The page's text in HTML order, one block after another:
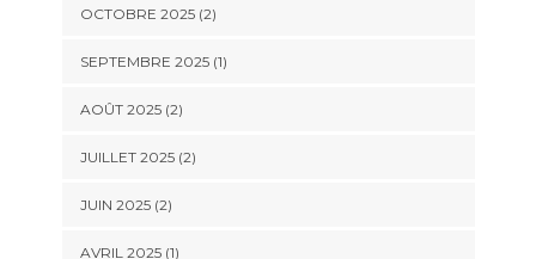
OCTOBRE 2025(2)
SEPTEMBRE 2025(1)
AOÛT 2025(2)
JUILLET 2025(2)
JUIN 2025(2)
AVRIL 2025(1)